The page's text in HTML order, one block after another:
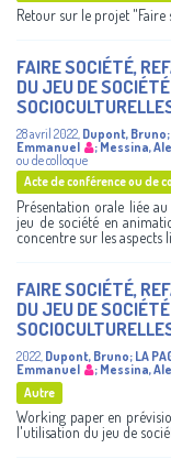
Retour sur le projet "Faire
FAIRE SOCIÉTÉ​,
DU JEU DE
28 avril 2022 Dupont, Bruno;
Emmanuel
;Messina,
ou de colloque
Acte de conférence ou de
Présentation orale liée
jeu de société en
concentre sur les aspects
FAIRE SOCIÉTÉ​,
DU JEU DE
2022 Dupont, Bruno; LA
Emmanuel
; Messina,
Autre
Working paper en
l'utilisation du jeu de